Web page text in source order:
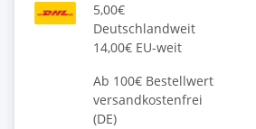
5,00€
Deutschlandweit
14,00€ EU-weit
Ab 100€ Bestellwert
versandkostenfrei
(DE)